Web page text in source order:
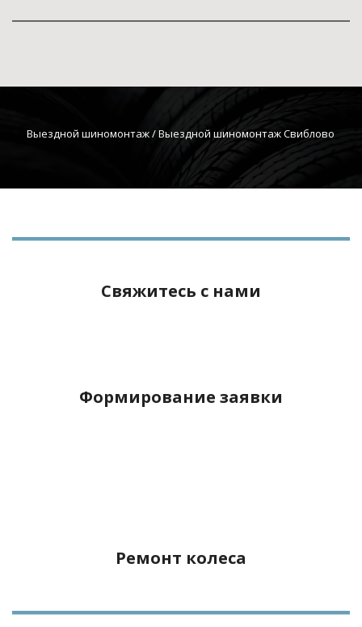
Выездной шиномонтаж / Выездной шиномонтаж Свиблово
Свяжитесь с нами
Формирование заявки
Ремонт колеса